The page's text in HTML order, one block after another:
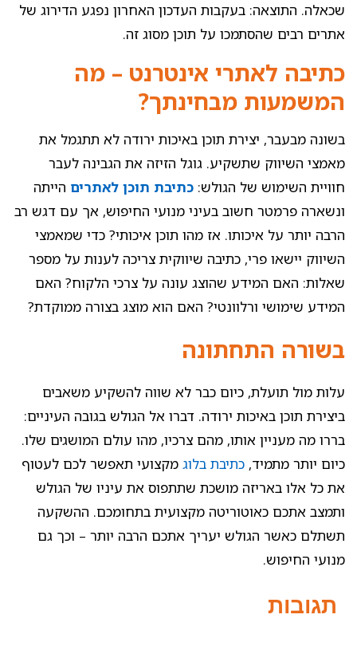
שכאלה. התוצאה: בעקבות העדכון האחרון נפגע הדירוג של
אתרים רבים שהסתמכו על תוכן מסוג זה.
כתיבה לאתרי אינטרנט – מה
המשמעות מבחינתך?
בשונה מבעבר, יצירת תוכן באיכות ירודה לא תתגמל את
מאמצי השיווק שתשקיע. גוגל הזיזה את הגבינה לעבר
חוויית השימוש של הגולש: כתיבת תוכן לאתרים הייתה
ונשארה פרמטר חשוב בעיני מנועי החיפוש, אך עם דגש רב
הרבה יותר על איכותו. אז מהו תוכן איכותי? כדי שמאמצי
השיווק יישאו פרי, כתיבה שיווקית צריכה לענות על מספר
שאלות: האם המידע שהוצג עונה על צרכי הלקוח? האם
המידע שימושי ורלוונטי? האם הוא מוצג בצורה ממוקדת?
בשורה התחתונה
עלות מול תועלת, כיום כבר לא שווה להשקיע משאבים
ביצירת תוכן באיכות ירודה. דברו אל הגולש בגובה העיניים:
בררו מה מעניין אותו, מהם צרכיו, מהו עולם המושגים שלו.
כיום יותר מתמיד, כתיבת בלוג מקצועי תאפשר לכם לעטוף
את כל אלו באריזה מושכת שתתפוס את עיניו של הגולש
ותמצב אתכם כאוטוריטה מקצועית בתחומכם. ההשקעה
תשתלם כאשר הגולש יעריך אתכם הרבה יותר – וכך גם
מנועי החיפוש.
תגובות